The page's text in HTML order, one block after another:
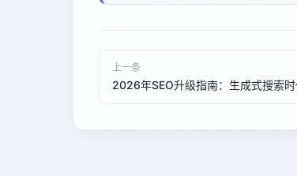
上一条